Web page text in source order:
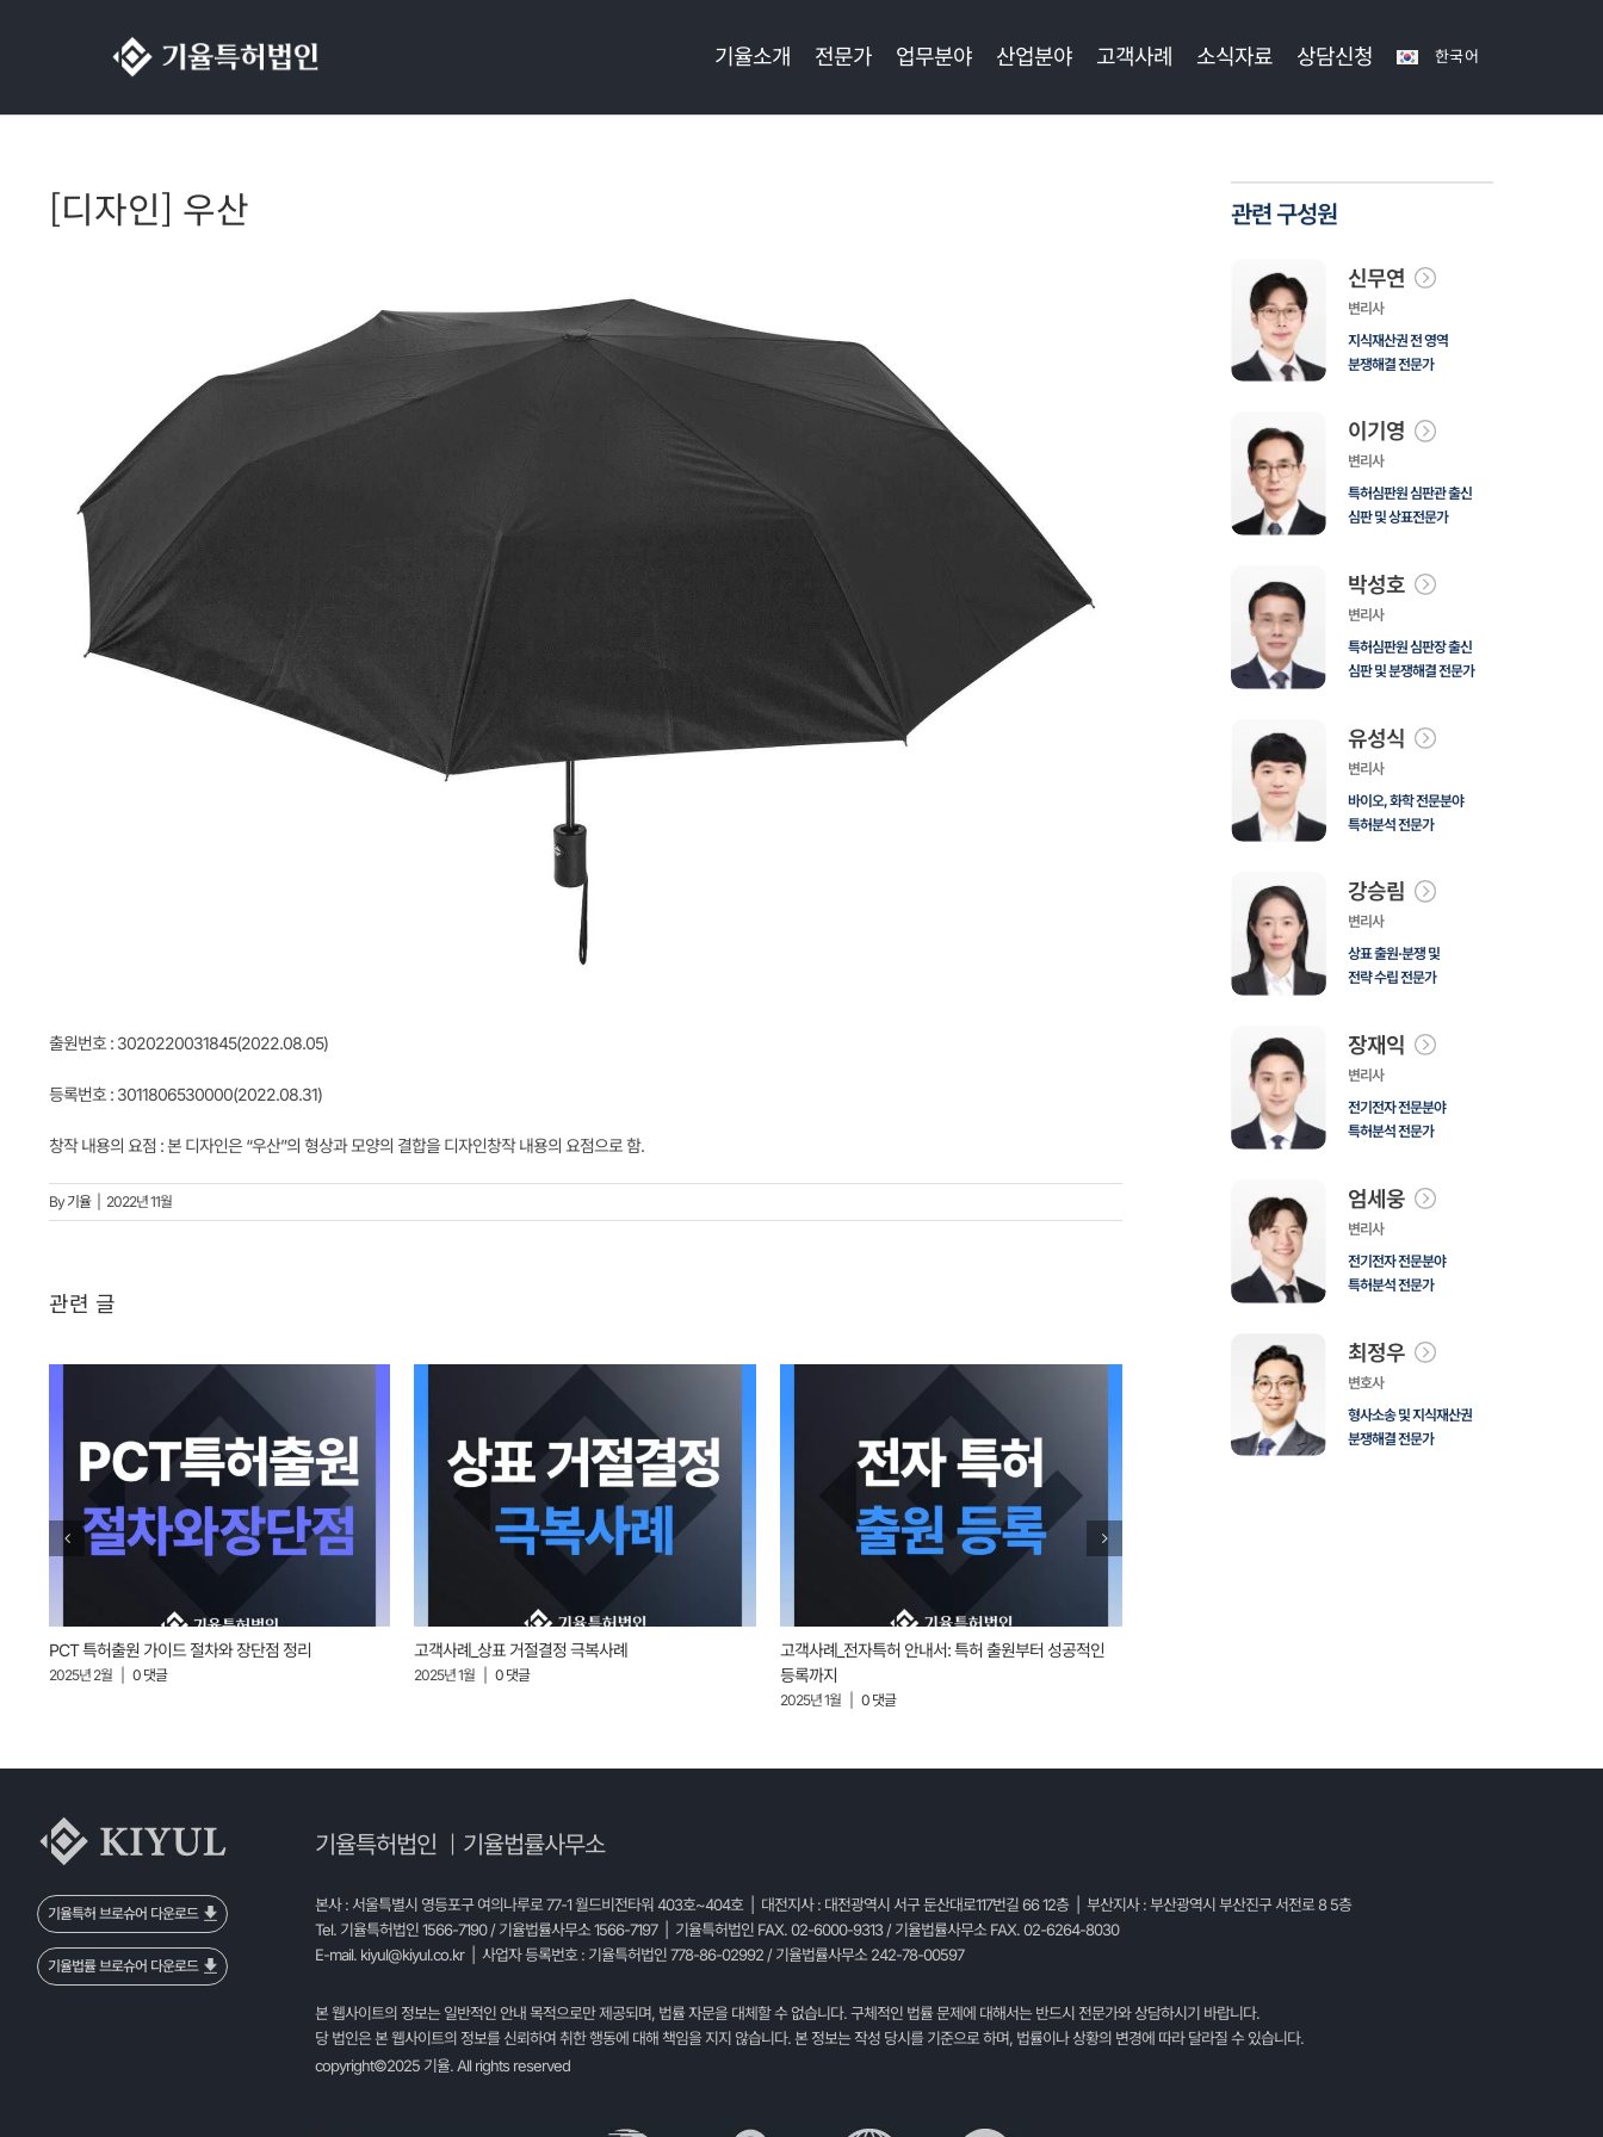
기율소개 전문가 업무분야 산업분야 고객사례 소식자료 상담신청 한국어
[디자인] 우산
출원번호 : 3020220031845(2022.08.05)
등록번호 : 3011806530000(2022.08.31)
창작 내용의 요점 : 본 디자인은 “우산”의 형상과 모양의 결합을 디자인창작 내용의 요점으로 함.
By기율 | 2022년 11월
관련 글
PCT 특허출원 가이드 절차와 장단점 정리
2025년 2월 | 0 댓글
고객사례_상표 거절결정 극복사례
2025년 1월 | 0 댓글
고객사례_전자특허 안내서: 특허 출원부터 성공적인
등록까지
2025년 1월 | 0 댓글
관련 구성원
신무연
변리사
지식재산권 전 영역
분쟁해결 전문가
이기영
변리사
특허심판원 심판관 출신
심판 및 상표전문가
박성호
변리사
특허심판원 심판장 출신
심판 및 분쟁해결 전문가
유성식
변리사
바이오, 화학 전문분야
특허분석 전문가
강승림
변리사
상표 출원·분쟁 및
전략 수립 전문가
장재익
변리사
전기전자 전문분야
특허분석 전문가
엄세웅
변리사
전기전자 전문분야
특허분석 전문가
최정우
변호사
형사소송 및 지식재산권
분쟁해결 전문가
기율특허 브로슈어 다운로드
기율법률 브로슈어 다운로드
기율특허법인 | 기율법률사무소
본사 : 서울특별시 영등포구 여의나루로 77-1 월드비전타워 403호~404호 | 대전지사 : 대전광역시 서구 둔산대로117번길 66 12층 | 부산지사 : 부산광역시 부산진구 서전로 8 5층
Tel. 기율특허법인 1566-7190 / 기율법률사무소 1566-7197 | 기율특허법인 FAX. 02-6000-9313 / 기율법률사무소 FAX. 02-6264-8030
E-mail. kiyul@kiyul.co.kr| 사업자 등록번호 : 기율특허법인 778-86-02992 / 기율법률사무소 242-78-00597
본 웹사이트의 정보는 일반적인 안내 목적으로만 제공되며, 법률 자문을 대체할 수 없습니다. 구체적인 법률 문제에 대해서는 반드시 전문가와 상담하시기 바랍니다.
당 법인은 본 웹사이트의 정보를 신뢰하여 취한 행동에 대해 책임을 지지 않습니다. 본 정보는 작성 당시를 기준으로 하며, 법률이나 상황의 변경에 따라 달라질 수 있습니다.
copyright©2025 기율. All rights reserved